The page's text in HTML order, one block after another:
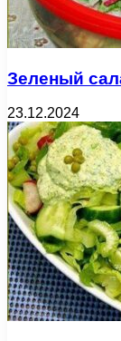
Зеленый
23.12.2024